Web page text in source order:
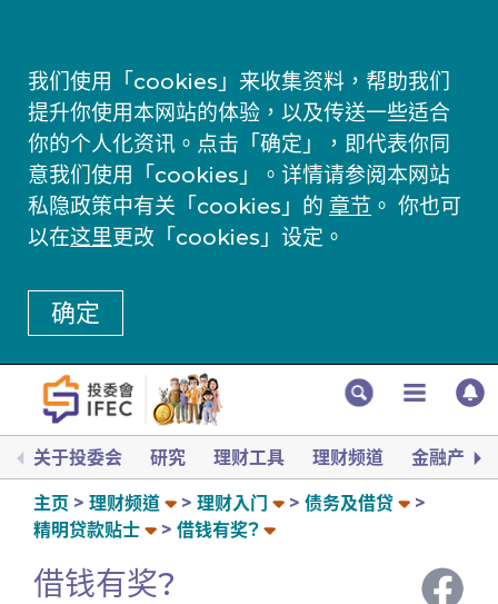
我们使用「cookies」来收集资料，帮助我们
提升你使用本网站的体验，以及传送一些适合
你的个人化资讯。点击「确定」，即代表你同
意我们使用「cookies」。详情请参阅本网站
私隐政策中有关「cookies」的 章节 。 你也可
以在这里更改「cookies」设定。
确定
关于投委会 研究 理财工具 理财频道 金融产品
主页 理财频道 理财入门
债务及借贷
精明贷款贴士
借钱有奖?
借钱有奖?